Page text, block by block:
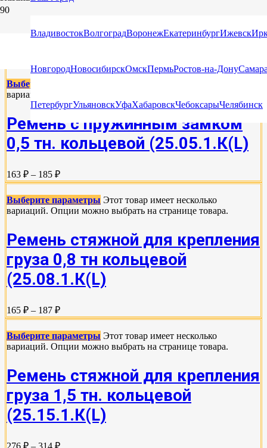
ВладивостокВолгоградВоронежЕкатеринбургИжевск
НовгородНовосибирскОмскПермьРостов-на-Дону
ПетербургУльяновскУфаХабаровскЧебоксарыЧелябинск
СТЯЖНЫЕ РЕМНИ КОЛЬЦЕВЫЕ ДЛЯ
Выберите параметры
вариаций. Опции можно выбрать на странице товара.
Ремень с пружинным замком
0,5 тн. кольцевой (25.05.1.К(L)
163 ₽ – 185 ₽
Выберите параметры Этот товар имеет несколько
вариаций. Опции можно выбрать на странице товара.
Ремень стяжной для крепления
груза 0,8 тн кольцевой
(25.08.1.К(L)
165 ₽ – 187 ₽
Выберите параметры Этот товар имеет несколько
вариаций. Опции можно выбрать на странице товара.
Ремень стяжной для крепления
груза 1,5 тн. кольцевой
(25.15.1.К(L)
276 ₽ – 314 ₽